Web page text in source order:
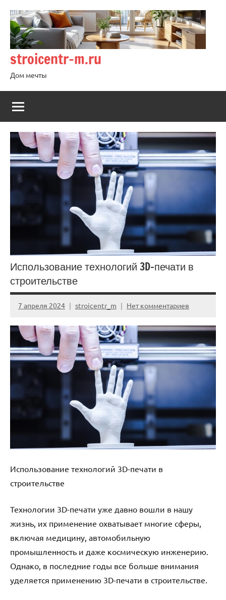
содержимому
stroicentr-m.ru
Дом мечты
Использование технологий 3D-печати в
строительстве
7 апреля 2024 stroicentr_m Нет комментариев
Использование технологий 3D-печати в
строительстве
Технологии 3D-печати уже давно вошли в нашу
жизнь, их применение охватывает многие сферы,
включая медицину, автомобильную
промышленность и даже космическую инженерию.
Однако, в последние годы все больше внимания
уделяется применению 3D-печати в строительстве.